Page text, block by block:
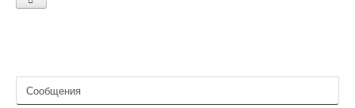
Сообщения